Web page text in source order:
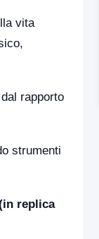
vita
dal rapporto
strumenti
replica